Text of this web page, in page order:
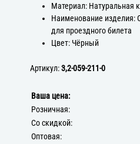
Материал: Натуральная
Наименование изделия:
для проездного билета
Цвет: Чёрный
Артикул:3,2-059-211-0
Ваша цена:
Розничная:
Со скидкой:
Оптовая: